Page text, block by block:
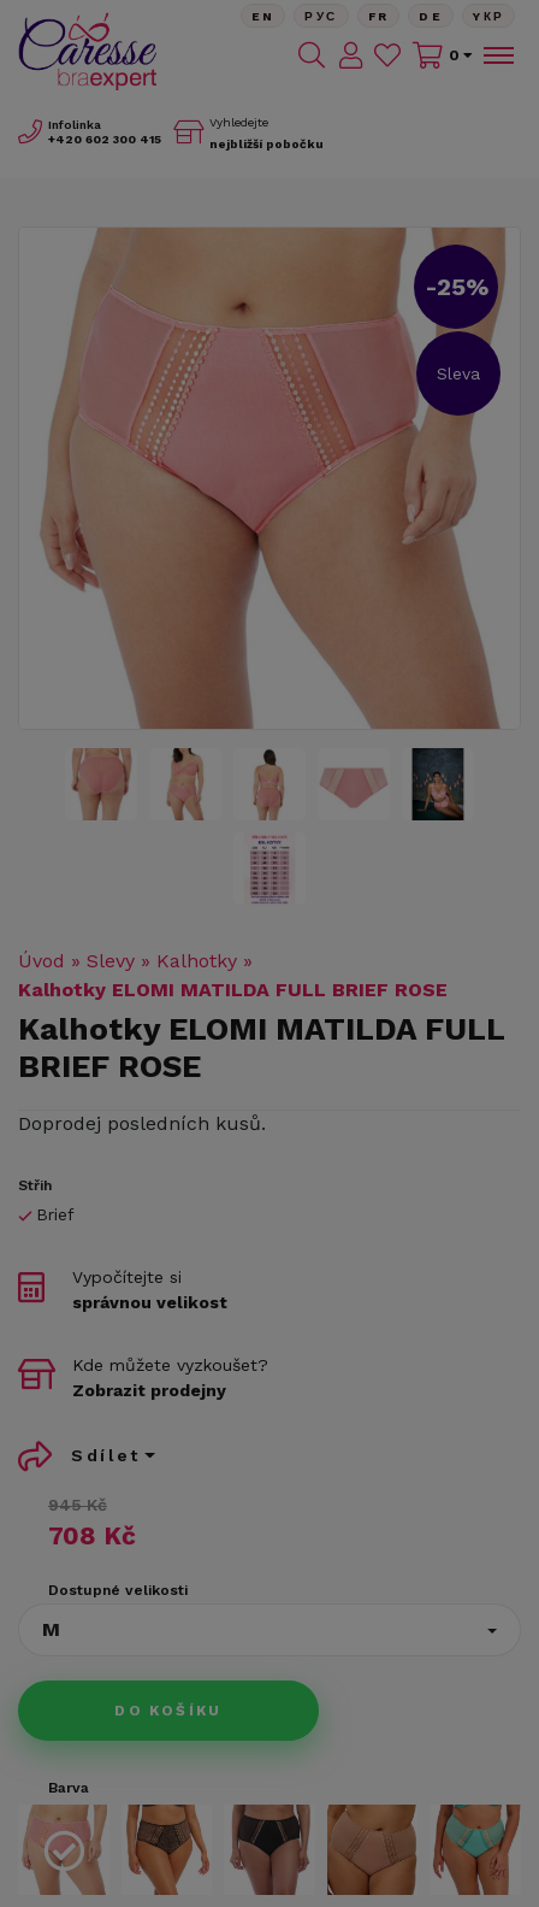
Infolinka
+420 602 300 415
Vyhledejte
nejbližší pobočku
EN РУС FR DE YКР
0
-25%
Sleva
Úvod » Slevy » Kalhotky »
Kalhotky ELOMI MATILDA FULL BRIEF ROSE
Kalhotky ELOMI MATILDA FULL
BRIEF ROSE
Doprodej posledních kusů.
Střih
Brief
945 Kč
708 Kč
Dostupné velikosti
M
DO KOŠÍKU
Vypočítejte si
správnou velikost
Kde můžete vyzkoušet?
Zobrazit prodejny
Sdílet
Barva